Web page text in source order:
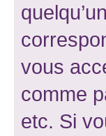
vous
comme
etc. Si